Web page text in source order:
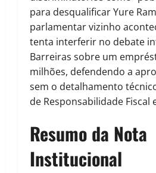
para desqualificar Yure
parlamentar vizinho
tenta interferir no debate
Barreiras sobre um
milhões, defendendo a
sem o detalhamento
de Responsabilidade Fiscal
Resumo da Nota
Institucional